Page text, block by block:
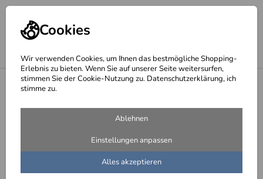
Cookies
Wir verwenden Cookies, um Ihnen das bestmögliche Shopping-
Erlebnis zu bieten. Wenn Sie auf unserer Seite weitersurfen,
stimmen Sie der Cookie-Nutzung zu. Datenschutzerklärung, ich
stimme zu.
Ablehnen
Einstellungen anpassen
Alles akzeptieren
Treppen